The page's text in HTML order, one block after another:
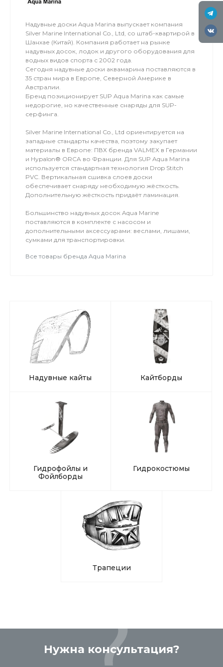
Надувные доски Aqua Marinа выпускает компания
Silver Marine International Co., Ltd, со штаб-квартирой в
Шанхае (Китай). Компания работает на рынке
надувных досок, лодок и другого оборудования для
водных видов спорта с 2002 года.
Сегодня надувные доски аквамарина поставляются в
35 стран мира в Европе, Северной Америке в
Австралии.
Бренд позиционирует SUP Aqua Marinа как самые
недорогие, но качественные снаряды для SUP-
серфинга.
Silver Marine International Co., Ltd ориентируется на
западные стандарты качества, поэтому закупает
материалы в Европе: ПВХ бренда VALMEX в Германии
и Hypalon® ORCA во Франции. Для SUP Aqua Marinа
используется стандартная технология Drop Stitch
PVC. Вертикальная сшивка слоев доски
обеспечивает снаряду необходимую жёсткость.
Дополнительную жёсткость придаёт ламинация.
Большинство надувных досок Aqua Marine
поставляются в комплекте с насосом и
дополнительными аксессуарами: веслами, лишами,
сумками для транспортировки.
Все товары бренда Aqua Marina
Надувные кайты Кайтборды
Гидрофойлы и
Фойлборды
Гидрокостюмы
Трапеции
Нужна консультация?